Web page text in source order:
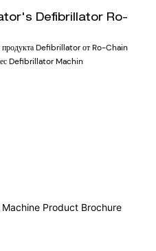
Defibrillator Ro-
продукта Defibrillator от Ro-Chain
Defibrillator Machin